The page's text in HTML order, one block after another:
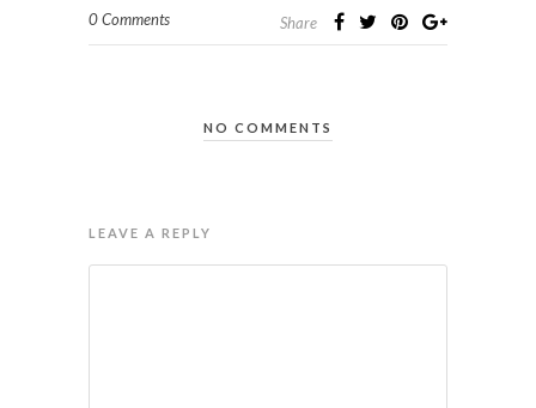
0 Comments Share
NO COMMENTS
LEAVE A REPLY